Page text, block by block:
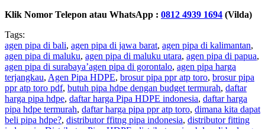
Klik Nomor Telepon atau WhatsApp : 0812 4939 1694 (Vilda)
Tags:
agen pipa di bali, agen pipa di jawa barat, agen pipa di kalimantan,
agen pipa di maluku, agen pipa di maluku utara, agen pipa di papua,
agen pipa di surabaya’agen pipa di gorontalo, agen pipa harga
terjangkau, Agen Pipa HDPE, brosur pipa ppr atp toro, brosur pipa
ppr atp toro pdf, butuh pipa hdpe dengan budget termurah, daftar
harga pipa hdpe, daftar harga Pipa HDPE indonesia, daftar harga
pipa hdpe termurah, daftar harga pipa ppr atp toro, dimana kita dapat
beli pipa hdpe?, distributor ffitng pipa indonesia, distributor fitting